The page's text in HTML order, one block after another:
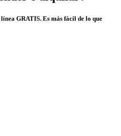
GRATIS. Es más fácil de lo que